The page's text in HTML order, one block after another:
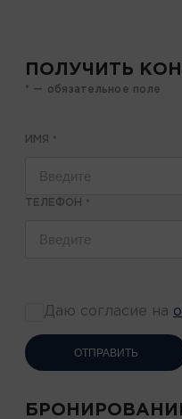
ПОЛУЧИТЬ
* — обязательное поле
ИМЯ *
ТЕЛЕФОН *
Даю согласие на
ОТПРАВИТЬ